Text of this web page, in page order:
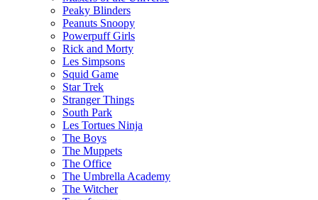
Peaky Blinders
Peanuts Snoopy
Powerpuff Girls
Rick and Morty
Les Simpsons
Squid Game
Star Trek
Stranger Things
South Park
Les Tortues Ninja
The Boys
The Muppets
The Office
The Umbrella Academy
The Witcher